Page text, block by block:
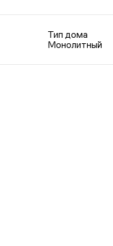
Тип дома
Монолитный